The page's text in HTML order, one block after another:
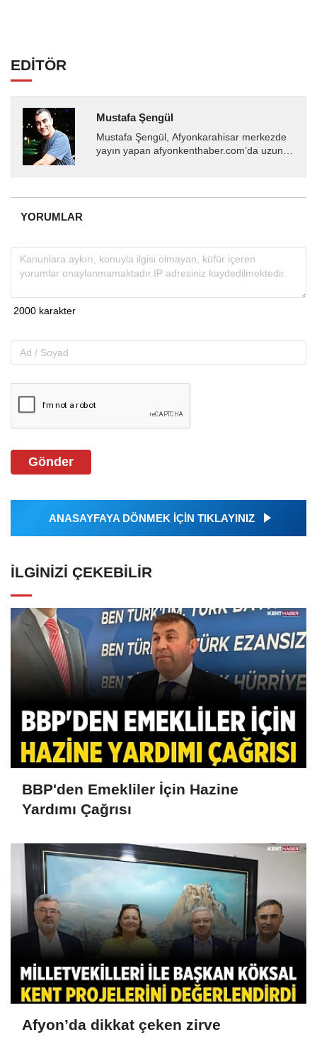
EDİTÖR
Mustafa Şengül
Mustafa Şengül, Afyonkarahisar merkezde
yayın yapan afyonkenthaber.com’da uzun
almakta, haber akışı...
YORUMLAR
Gönder
ANASAYFAYA DÖNMEK İÇİN TIKLAYINIZ
İLGINIZI ÇEKEBILIR
BBP'den Emekliler İçin Hazine
Yardımı Çağrısı
Afyon’da dikkat çeken zirve